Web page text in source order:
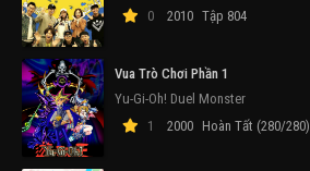
0
2010 Tập 804
Vua Trò Chơi Phần 1
Yu-Gi-Oh! Duel Monster
1
2000 Hoàn Tất (280/280)